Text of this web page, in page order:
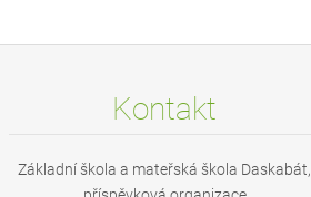
Kontakt
Základní škola a mateřská škola Daskabát,